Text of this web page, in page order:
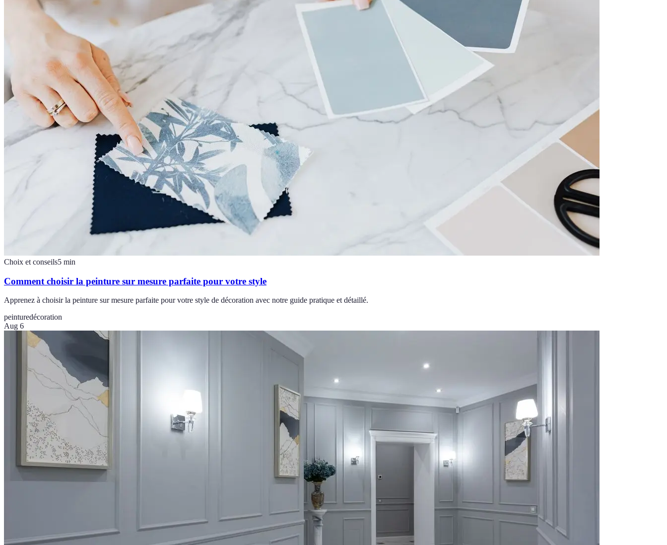
Choix et conseils5 min
Comment choisir la peinture sur mesure parfaite pour votre style
Apprenez à choisir la peinture sur mesure parfaite pour votre style de décoration avec notre guide pratique et détaillé.
peinturedécoration
Aug 6